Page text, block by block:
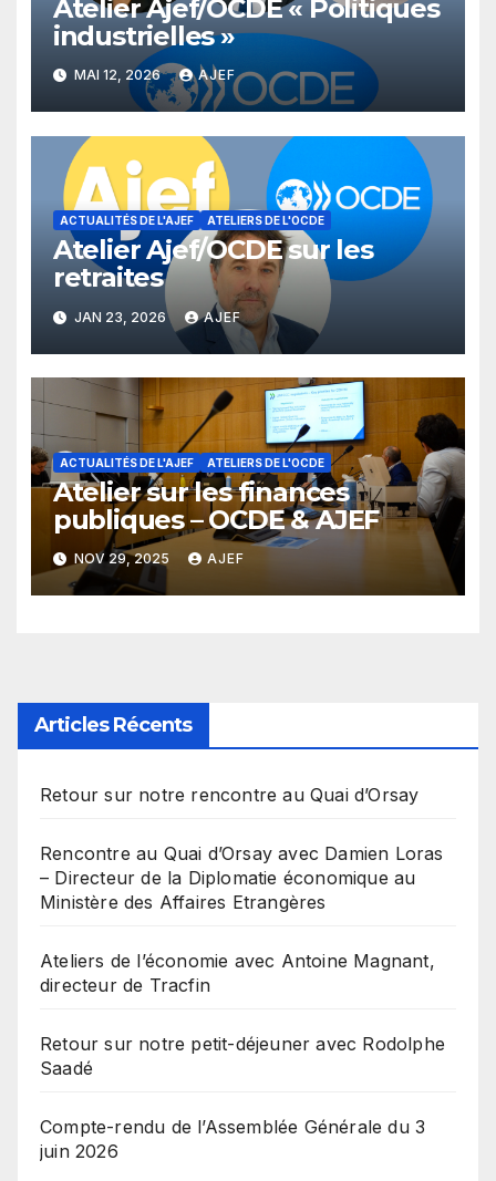
Atelier Ajef/OCDE « Politiques
industrielles »
MAI 12, 2026 AJEF
ACTUALITÉS DE L'AJEF ATELIERS DE L'OCDE
Atelier Ajef/OCDE sur les
retraites
JAN 23, 2026 AJEF
ACTUALITÉS DE L'AJEF ATELIERS DE L'OCDE
Atelier sur les finances
publiques – OCDE & AJEF
NOV 29, 2025 AJEF
Articles Récents
Retour sur notre rencontre au Quai d’Orsay
Rencontre au Quai d’Orsay avec Damien Loras
– Directeur de la Diplomatie économique au
Ministère des Affaires Etrangères
Ateliers de l’économie avec Antoine Magnant,
directeur de Tracfin
Retour sur notre petit-déjeuner avec Rodolphe
Saadé
Compte-rendu de l’Assemblée Générale du 3
juin 2026